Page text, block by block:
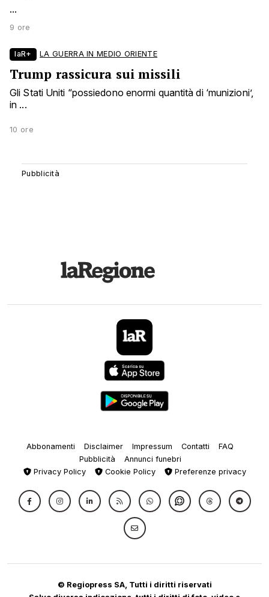
...
9 ore
laR+ LA GUERRA IN MEDIO ORIENTE
Trump rassicura sui missili
Gli Stati Uniti “possiedono enormi quantità di ‘munizioni’,
in ...
10 ore
Abbonamenti Disclaimer Impressum Contatti
FAQ
Pubblicità
Annunci funebri
Privacy Policy
Cookie Policy Preferenze privacy
© Regiopress SA, Tutti i diritti riservati